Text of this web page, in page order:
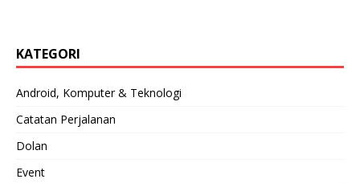
KATEGORI
Android, Komputer & Teknologi
Catatan Perjalanan
Dolan
Event